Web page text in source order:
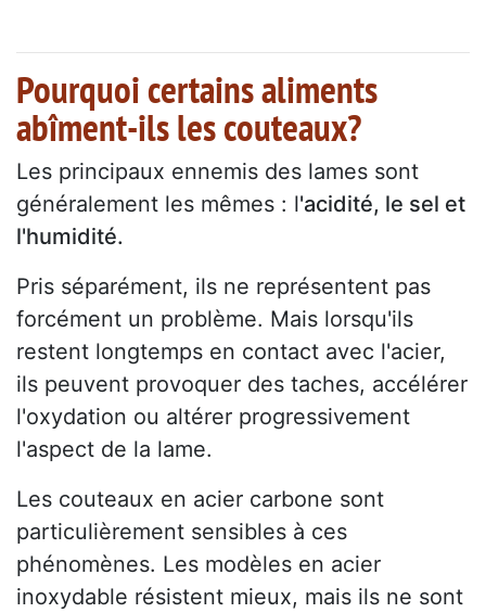
Pourquoi certains aliments
abîment-ils les couteaux?
Les principaux ennemis des lames sont
généralement les mêmes : l'acidité, le sel et
l'humidité.
Pris séparément, ils ne représentent pas
forcément un problème. Mais lorsqu'ils
restent longtemps en contact avec l'acier,
ils peuvent provoquer des taches, accélérer
l'oxydation ou altérer progressivement
l'aspect de la lame.
Les couteaux en acier carbone sont
particulièrement sensibles à ces
phénomènes. Les modèles en acier
inoxydable résistent mieux, mais ils ne sont